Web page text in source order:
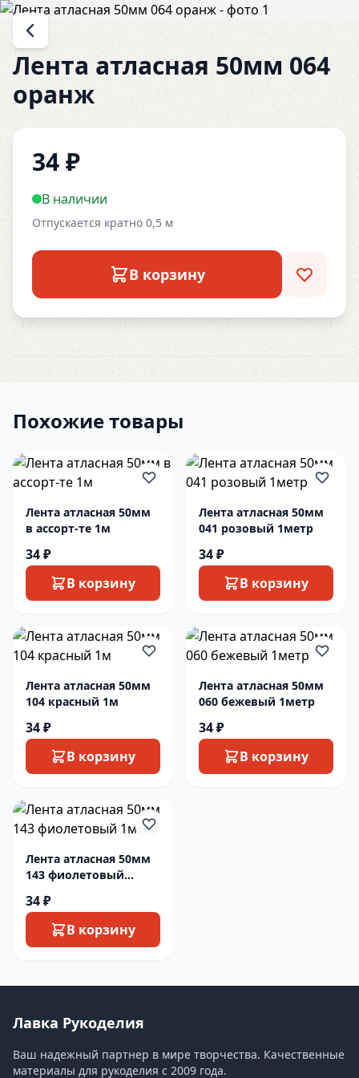
Лента атласная 50мм 064
оранж
34₽
В наличии
Отпускается кратно 0,5 м
В корзину
Похожие товары
Лента атласная 50мм
в ассорт-те 1м
34 ₽
В корзину
Лента атласная 50мм
041 розовый 1метр
34 ₽
В корзину
Лента атласная 50мм
104 красный 1м
34 ₽
В корзину
Лента атласная 50мм
060 бежевый 1метр
34 ₽
В корзину
Лента атласная 50мм
143 фиолетовый
34 ₽
В корзину
Лавка Рукоделия
Ваш надежный партнер в мире творчества. Качественные
материалы для рукоделия с 2009 года.